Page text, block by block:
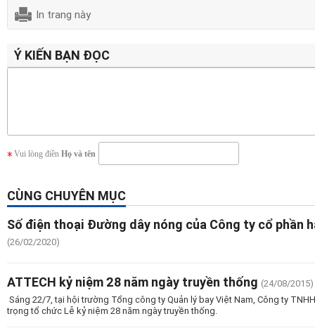
In trang này
Ý KIẾN BẠN ĐỌC
Vui lòng điền Họ và tên
CÙNG CHUYÊN MỤC
Số điện thoại Đường dây nóng của Công ty cổ phần
(26/02/2020)
ATTECH kỷ niệm 28 năm ngày truyền thống (24/08/2015)
Sáng 22/7, tại hội trường Tổng công ty Quản lý bay Việt Nam, Công ty
trọng tổ chức Lễ kỷ niệm 28 năm ngày truyền thống.